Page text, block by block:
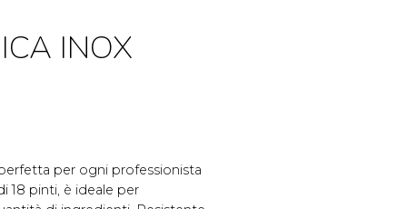
INOX
per ogni professionista
18 pinti, è ideale per